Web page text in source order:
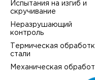
Испытания на изгиб и
скручивание
Неразрушающий
контроль
Термическая
стали
Механическая